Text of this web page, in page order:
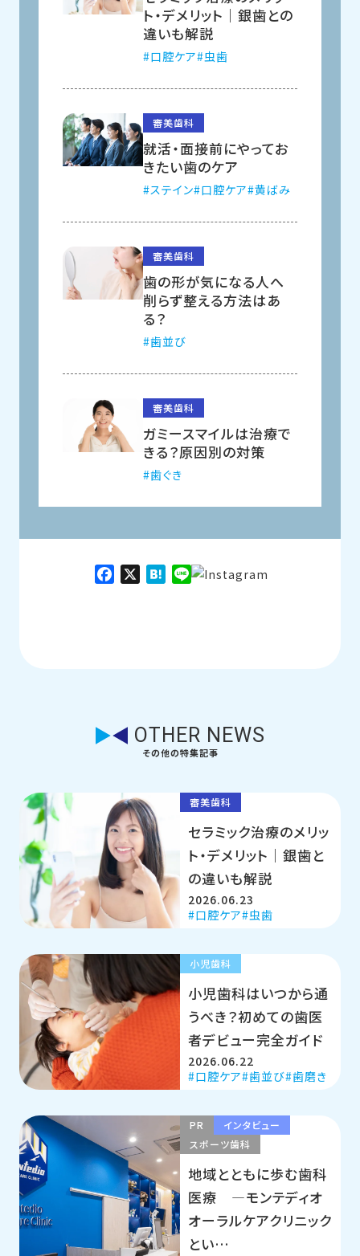
ト・デメリット｜銀歯との
違いも解説
口腔ケア 虫歯
審美歯科
就活・面接前にやってお
きたい歯のケア
ステイン 口腔ケア 黄ばみ
審美歯科
歯の形が気になる人へ
削らず整える方法はあ
る？
歯並び
審美歯科
ガミースマイルは治療で
きる？原因別の対策
歯ぐき
FacebookHatena
Line
OTHER NEWS
その他の特集記事
審美歯科
セラミック治療のメリッ
ト・デメリット｜銀歯と
の違いも解説
2026.06.23
口腔ケア 虫歯
小児歯科
小児歯科はいつから通
うべき？初めての歯医
者デビュー完全ガイド
2026.06.22
口腔ケア 歯並び 歯磨き
PR
インタビュー
スポーツ歯科
地域とともに歩む歯科
医療 ―モンテディオ
オーラルケアクリニック
とい…